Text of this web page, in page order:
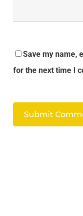
Save my name,
for the next time I